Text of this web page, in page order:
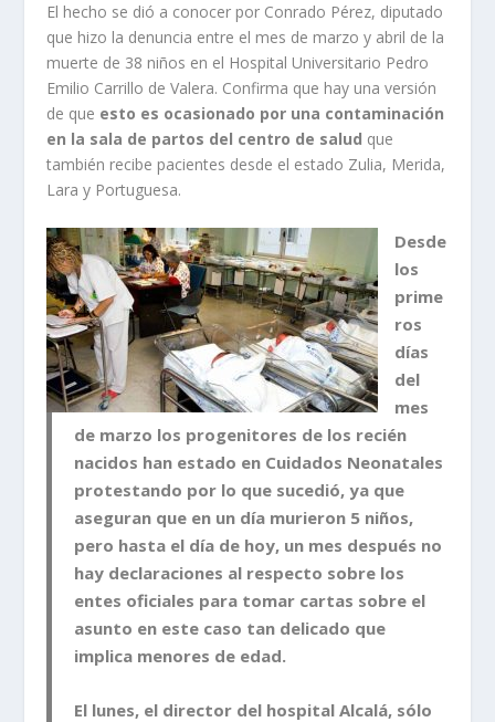
El hecho se dió a conocer por Conrado Pérez, diputado
que hizo la denuncia entre el mes de marzo y abril de la
muerte de 38 niños en el Hospital Universitario Pedro
Emilio Carrillo de Valera. Confirma que hay una versión
de que esto es ocasionado por una contaminación
en la sala de partos del centro de salud que
también recibe pacientes desde el estado Zulia, Merida,
Lara y Portuguesa.
Desde
los
prime
ros
días
del
mes
de marzo los progenitores de los recién
nacidos han estado en Cuidados Neonatales
protestando por lo que sucedió, ya que
aseguran que en un día murieron 5 niños,
pero hasta el día de hoy, un mes después no
hay declaraciones al respecto sobre los
entes oficiales para tomar cartas sobre el
asunto en este caso tan delicado que
implica menores de edad.
El lunes, el director del hospital Alcalá, sólo